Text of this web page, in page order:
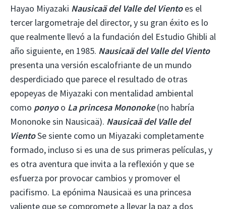
Hayao Miyazaki Nausicaä del Valle del Viento es el
tercer largometraje del director, y su gran éxito es lo
que realmente llevó a la fundación del Estudio Ghibli al
año siguiente, en 1985. Nausicaä del Valle del Viento
presenta una versión escalofriante de un mundo
desperdiciado que parece el resultado de otras
epopeyas de Miyazaki con mentalidad ambiental
como ponyoo La princesa Mononoke(no habría
Mononoke sin Nausicaä). Nausicaä del Valle del
VientoSe siente como un Miyazaki completamente
formado, incluso si es una de sus primeras películas, y
es otra aventura que invita a la reflexión y que se
esfuerza por provocar cambios y promover el
pacifismo. La epónima Nausicaä es una princesa
valiente que se compromete a llevar la paz a dos